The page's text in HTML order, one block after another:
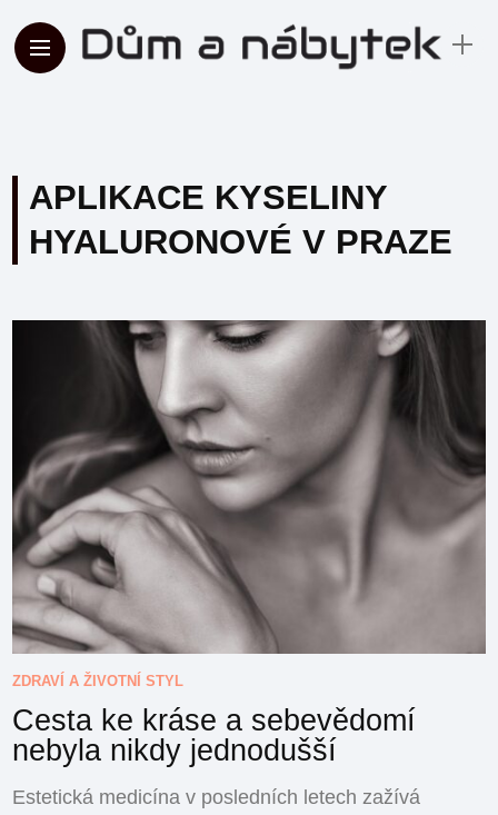
APLIKACE KYSELINY
HYALURONOVÉ V PRAZE
ZDRAVÍ A ŽIVOTNÍ STYL
Cesta ke kráse a sebevědomí
nebyla nikdy jednodušší
Estetická medicína v posledních letech zažívá